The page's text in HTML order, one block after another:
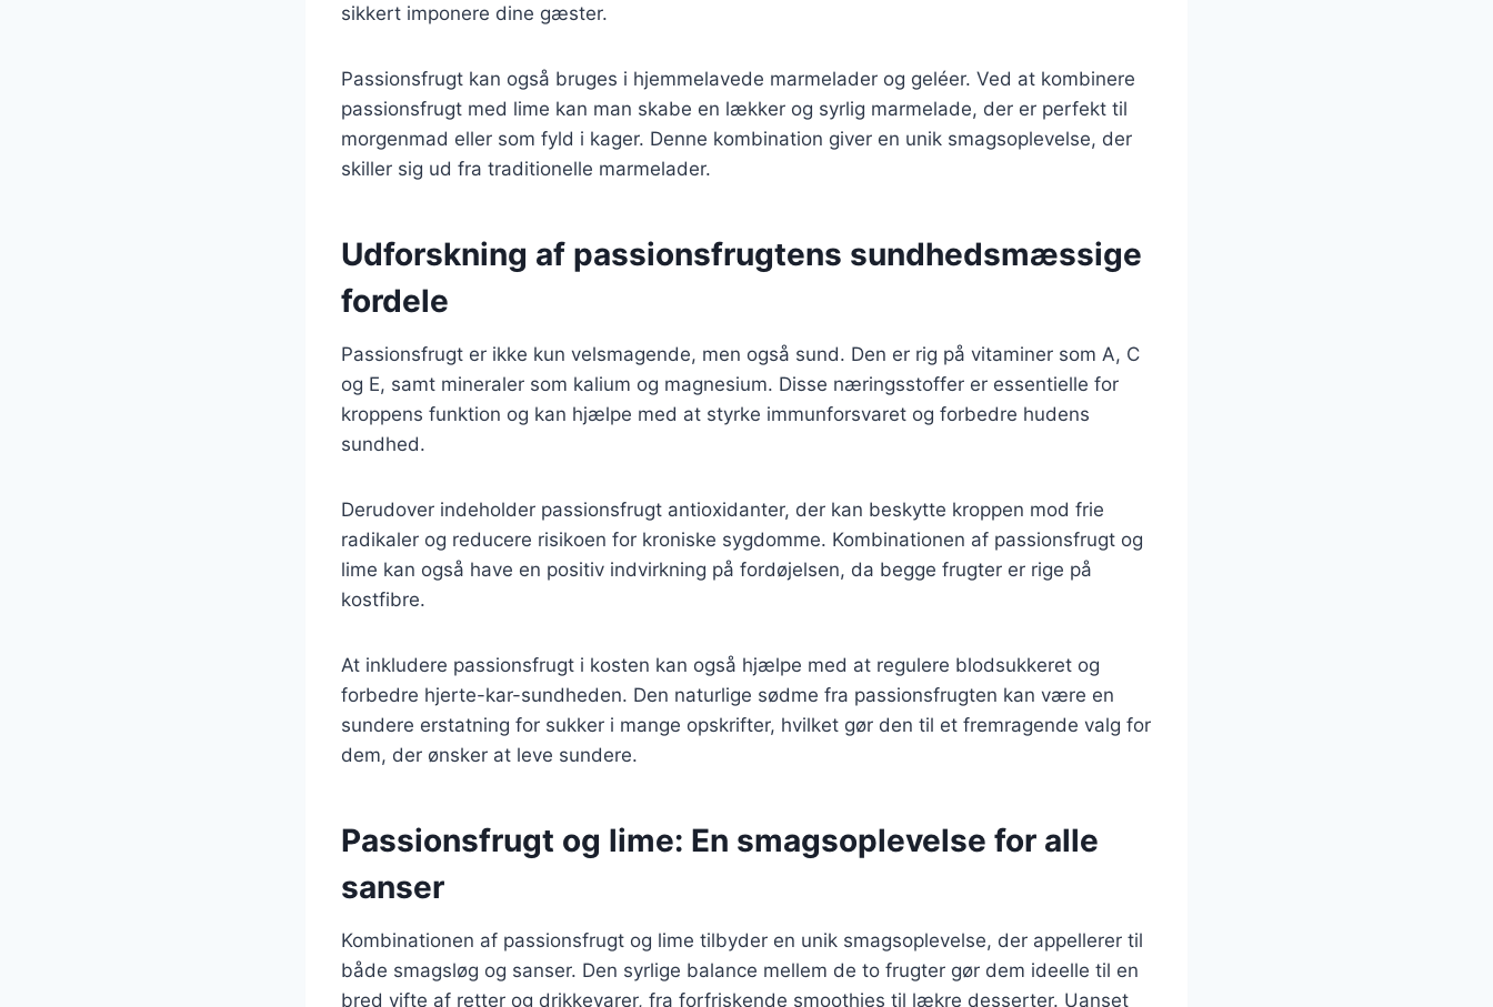
sikkert imponere dine gæster.
Passionsfrugt kan også bruges i hjemmelavede marmelader og geléer. Ved at kombinere
passionsfrugt med lime kan man skabe en lækker og syrlig marmelade, der er perfekt til
morgenmad eller som fyld i kager. Denne kombination giver en unik smagsoplevelse, der
skiller sig ud fra traditionelle marmelader.
Udforskning af passionsfrugtens sundhedsmæssige
fordele
Passionsfrugt er ikke kun velsmagende, men også sund. Den er rig på vitaminer som A, C
og E, samt mineraler som kalium og magnesium. Disse næringsstoffer er essentielle for
kroppens funktion og kan hjælpe med at styrke immunforsvaret og forbedre hudens
sundhed.
Derudover indeholder passionsfrugt antioxidanter, der kan beskytte kroppen mod frie
radikaler og reducere risikoen for kroniske sygdomme. Kombinationen af passionsfrugt og
lime kan også have en positiv indvirkning på fordøjelsen, da begge frugter er rige på
kostfibre.
At inkludere passionsfrugt i kosten kan også hjælpe med at regulere blodsukkeret og
forbedre hjerte-kar-sundheden. Den naturlige sødme fra passionsfrugten kan være en
sundere erstatning for sukker i mange opskrifter, hvilket gør den til et fremragende valg for
dem, der ønsker at leve sundere.
Passionsfrugt og lime: En smagsoplevelse for alle
sanser
Kombinationen af passionsfrugt og lime tilbyder en unik smagsoplevelse, der appellerer til
både smagsløg og sanser. Den syrlige balance mellem de to frugter gør dem ideelle til en
bred vifte af retter og drikkevarer, fra forfriskende smoothies til lækre desserter. Uanset